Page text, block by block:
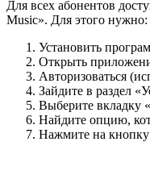
Для всех абонентов
Music». Для этого нужно:
Установить
Открыть
Авторизоваться
Зайдите в раздел
Выберите вкладку
Найдите опцию,
Нажмите на кнопку